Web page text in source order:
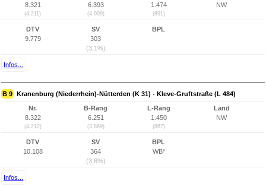
8.321
(4.211)
6.393
(4.009)
1.474
(891)
NW
DTV
9.779
SV
303
(3,1%)
BPL
Infos...
B 9 Kranenburg (Niederrhein)-Nütterden (K 31) - Kleve-Gruftstraße (L 484)
Nr.
8.322
(4.212)
B-Rang
6.251
(3.869)
L-Rang
1.450
(867)
Land
NW
DTV
10.108
SV
364
(3,6%)
BPL
WB*
Infos...